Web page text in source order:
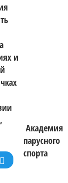
и
Академия
парусного
спорта